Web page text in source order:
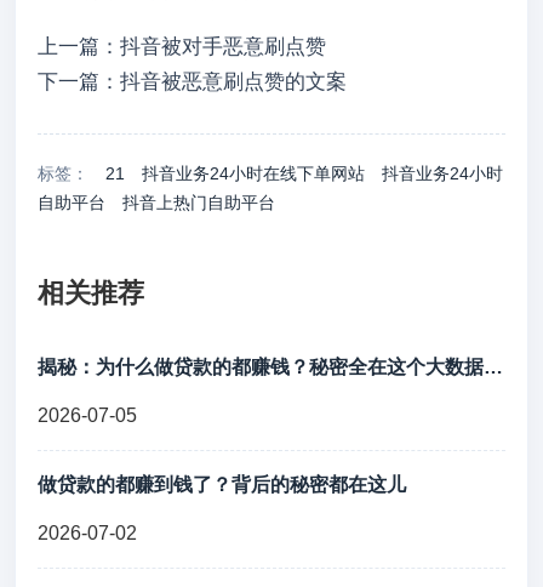
上一篇：抖音被对手恶意刷点赞
下一篇：抖音被恶意刷点赞的文案
标签： 21 抖音业务24小时在线下单网站
抖音业务24小时
自助平台
抖音上热门自助平台
相关推荐
揭秘：为什么做贷款的都赚钱？秘密全在这个大数据里！
2026-07-05
做贷款的都赚到钱了？背后的秘密都在这儿
2026-07-02